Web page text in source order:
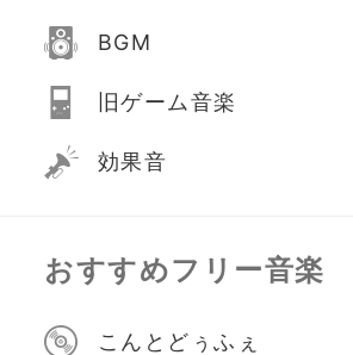
BGM
旧ゲーム音楽
効果音
おすすめフリー音楽
こんとどぅふぇ